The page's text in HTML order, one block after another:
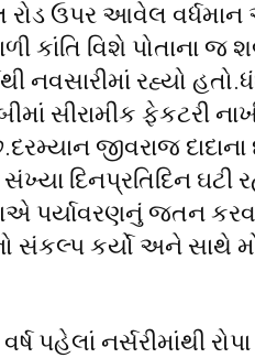
રોડ ઉપર આવેલ વર્ધમાન
કાંતિ વિશે
નવસારીમાં રહ્યો
સીરામીક ફેકટરી
જીવરાજ
સંખ્યા દિનપ્રતિદિન
પર્યાવરણનું જતન
સંકલ્પ કર્યો અને સાથે
પહેલાં નર્સરીમાંથી